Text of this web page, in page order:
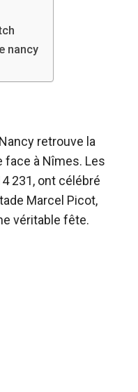
nancy
retrouve la
face à Nîmes. Les
231, ont célébré
Marcel Picot,
véritable fête.